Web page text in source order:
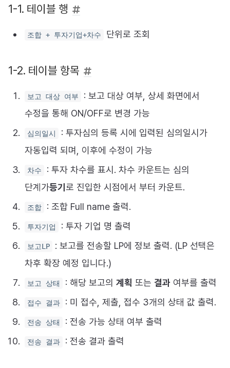
1-1. 테이블 행
조합 + 투자기업+차수 단위로 조회
1-2. 테이블 항목
보고 대상 여부
: 보고 대상 여부, 상세 화면에서
수정을 통해 ON/OFF로 변경 가능
심의일시
: 투자심의 등록 시에 입력된 심의일시가
자동입력 되며, 이후에 수정이 가능
차수
: 투자 차수를 표시. 차수 카운트는 심의
단계가등기로 진입한 시점에서 부터 카운트.
조합 : 조합 Full name 출력.
투자기업 : 투자 기업 명 출력
보고LP
: 보고를 전송할 LP에 정보 출력. (LP 선택은
차후 확장 예정 입니다.)
보고 상태 : 해당 보고의 계획 또는 결과 여부를 출력
접수 결과 : 미 접수, 제출, 접수 3개의 상태 값 출력.
전송 상태 : 전송 가능 상태 여부 출력
전송 결과 : 전송 결과 출력